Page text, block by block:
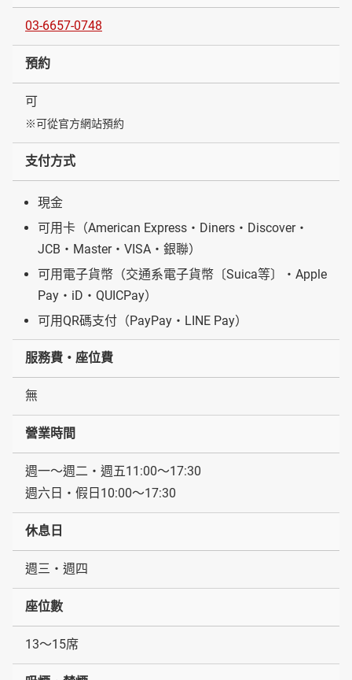
03-6657-0748
預約
可
※可從官方網站預約
支付方式
現金
可用卡（American Express・Diners・Discover・
JCB・Master・VISA・銀聯）
可用電子貨幣（交通系電子貨幣〔Suica等〕・Apple
Pay・iD・QUICPay）
可用QR碼支付（PayPay・LINE Pay）
服務費・座位費
無
營業時間
週一～週二・週五11:00～17:30
週六日・假日10:00～17:30
休息日
週三・週四
座位數
13～15席